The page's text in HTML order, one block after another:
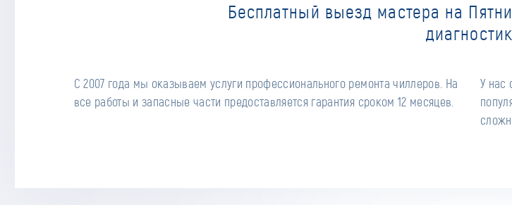
Бесплатный выезд мастера на
С 2007 года мы оказываем услуги профессионального ремонта чиллеров. На
все работы и запасные части предоставляется гарантия сроком 12 месяцев.
У нас